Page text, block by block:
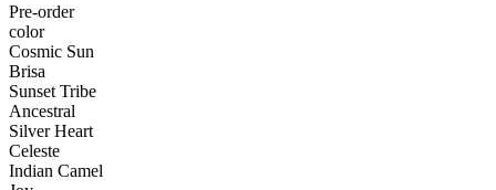
Pre-order
color
Cosmic Sun
Brisa
Sunset Tribe
Ancestral
Silver Heart
Celeste
Indian Camel